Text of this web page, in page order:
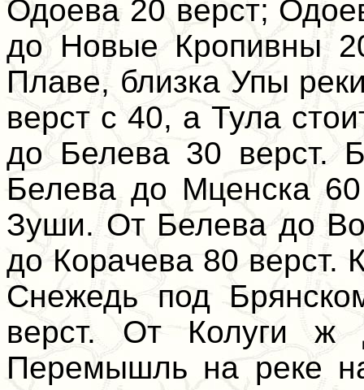
Одоева 20 верст;
до Новые Кропивны
Плаве, близка Упы
верст с 40, а Тула
до Белева 30 верст.
Белева до Мценска
Зуши. От Белева до
до Корачева 80 верст.
Снежедь под
верст. От Колуги ж
Перемышль на реке